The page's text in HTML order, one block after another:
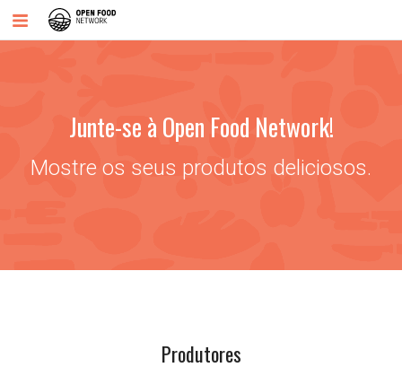
Junte-se à Open Food Network!
Mostre os seus produtos deliciosos.
Produtores